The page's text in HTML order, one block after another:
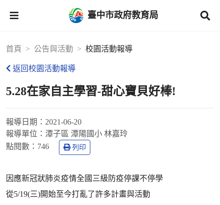
臺中市政府教育局
首頁 公告與活動 校園活動報導
返回校園活動報導
5.28在家自主學習-甜心寶貝好棒!
報導日期： 2021-06-20
報導單位： 潭子區 潭陽國小 林嘉玲
點閱數： 746 列印
因應新冠狀肺炎疫情全國三級防疫停課不停學
從5/19(三)開始至今打亂了許多計畫與活動